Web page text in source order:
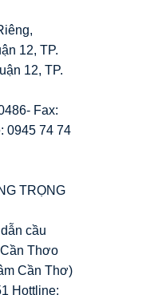
12, TP.
12, TP.
Fax:
0945 74 74
TRỌNG
cầu
Thơo
Cần Thơ)
Hottline: